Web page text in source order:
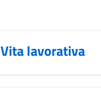
Vita lavorativa